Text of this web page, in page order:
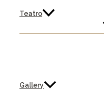
Teatro
Gallery